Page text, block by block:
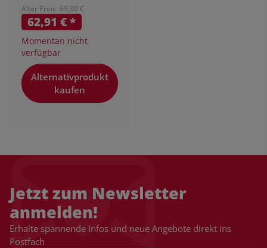
Alter Preis: 69,90 €
62,91 €*
Momentan nicht
verfügbar
Alternativprodukt
kaufen
Jetzt zum Newsletter
anmelden!
Erhalte spannende Infos und neue Angebote direkt ins
Postfach